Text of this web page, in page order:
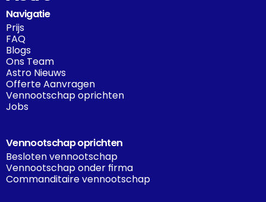
Navigatie
Prijs
FAQ
Blogs
Ons Team
Astro Nieuws
Offerte Aanvragen
Vennootschap oprichten
Jobs
Vennootschap oprichten
Besloten vennootschap
Vennootschap onder firma
Commanditaire vennootschap